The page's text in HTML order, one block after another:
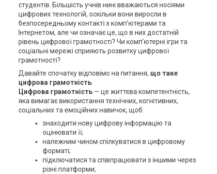
студентів. Більшість учнів нині вважаються носіями
цифрових технологій, оскільки вони виросли в
безпосередньому контакті з комп’ютерами та
Інтернетом, але чи означає це, що в них достатній
рівень цифрової грамотності? Чи комп’ютерні ігри та
соціальні мережі сприяють розвитку цифрової
грамотності?
Давайте спочатку відповімо на питання, що таке
цифрова грамотність.
Цифрова грамотність— це життєва компетентність,
яка вимагає використання технічних, когнітивних,
соціальних та емоційних навичок, щоб:
знаходити нову цифрову інформацію та
оцінювати її;
належним чином спілкуватися в цифровому
форматі;
підключатися та співпрацювати з іншими через
різні платформи;